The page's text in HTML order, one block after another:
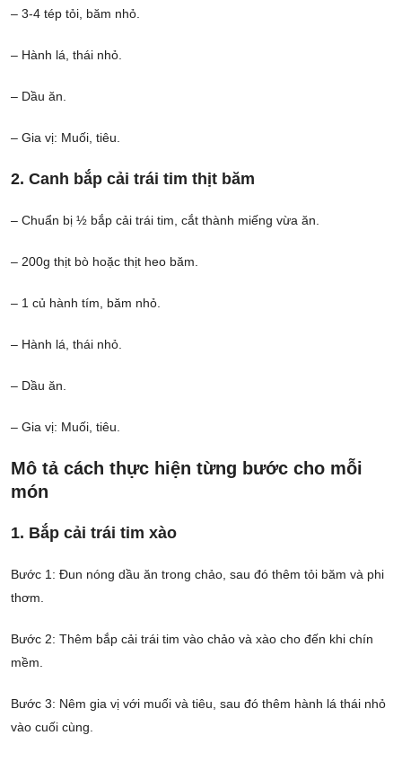
– 3-4 tép tỏi, băm nhỏ.
– Hành lá, thái nhỏ.
– Dầu ăn.
– Gia vị: Muối, tiêu.
2. Canh bắp cải trái tim thịt băm
– Chuẩn bị ½ bắp cải trái tim, cắt thành miếng vừa ăn.
– 200g thịt bò hoặc thịt heo băm.
– 1 củ hành tím, băm nhỏ.
– Hành lá, thái nhỏ.
– Dầu ăn.
– Gia vị: Muối, tiêu.
Mô tả cách thực hiện từng bước cho mỗi
món
1. Bắp cải trái tim xào
Bước 1: Đun nóng dầu ăn trong chảo, sau đó thêm tỏi băm và phi
thơm.
Bước 2: Thêm bắp cải trái tim vào chảo và xào cho đến khi chín
mềm.
Bước 3: Nêm gia vị với muối và tiêu, sau đó thêm hành lá thái nhỏ
vào cuối cùng.